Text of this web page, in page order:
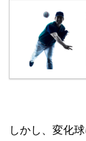
しかし、変化